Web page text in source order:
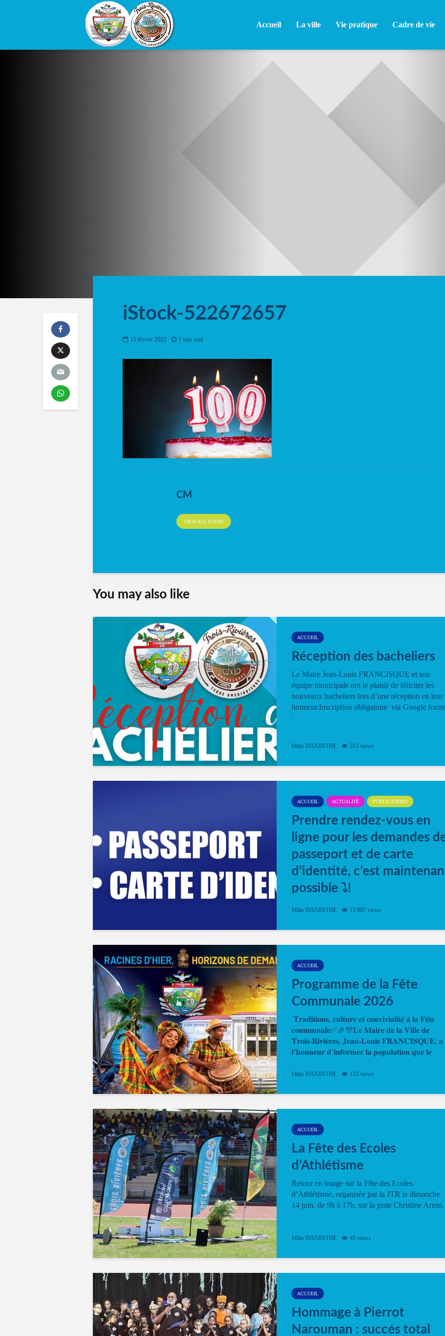
Accueil La ville Vie pratique Cadre de vie
iStock-522672657
15 février 2022 1 min read
CM
VIEW ALL POSTS
You may also like
ACCUEIL
Réception des bacheliers
Le Maire Jean-Louis FRANCISQUE et son
équipe municipale ont le plaisir de féliciter les
nouveaux bacheliers lors d’une réception en leur
honneur.Inscription obligatoire via Google
:
Mike DANINTHE 513 views
ACCUEIL ACTUALITÉ PUBLICATIONS
Prendre rendez-vous en
ligne pour les demandes
passeport et de carte
d’identité, c’est
possible ⤵️!
Désormais, il est possible de prendre rendez-vous
Mike DANINTHE 13 867 views
ACCUEIL
Programme de la Fête
Communale 2026
𝐓𝐫𝐚𝐝𝐢𝐭𝐢𝐨𝐧𝐬, 𝐜𝐮𝐥𝐭𝐮𝐫𝐞 𝐞𝐭 𝐜𝐨𝐧𝐯𝐢𝐯𝐢𝐚𝐥𝐢𝐭𝐞́ 𝐚̀ 𝐥𝐚 𝐅𝐞̂𝐭𝐞
𝐜𝐨𝐦𝐦𝐮𝐧𝐚𝐥𝐞✅🎉🎊𝐋𝐞 𝐌𝐚𝐢𝐫𝐞 𝐝𝐞 𝐥𝐚 𝐕𝐢𝐥𝐥𝐞 𝐝𝐞
𝐓𝐫𝐨𝐢𝐬-𝐑𝐢𝐯𝐢𝐞̀𝐫𝐞𝐬, 𝐉𝐞𝐚𝐧-𝐋𝐨𝐮𝐢𝐬 𝐅𝐑𝐀𝐍𝐂𝐈𝐒𝐐𝐔𝐄, 𝐚
𝐥’𝐡𝐨𝐧𝐧𝐞𝐮𝐫 𝐝’𝐢𝐧𝐟𝐨𝐫𝐦𝐞𝐫 𝐥𝐚 𝐩𝐨𝐩𝐮𝐥𝐚𝐭𝐢𝐨𝐧 𝐪𝐮𝐞 𝐥𝐞
Mike DANINTHE 133 views
ACCUEIL
La Fête des Ecoles
d’Athlétisme
Retour en image sur la Fête des Ecoles
d’Athlétisme, organisée par la JTR le dimanche
14 juin, de 9h à 17h, sur la piste Christine Arron.
Mike DANINTHE 43 views
ACCUEIL
Hommage à Pierrot
Narouman : succés total